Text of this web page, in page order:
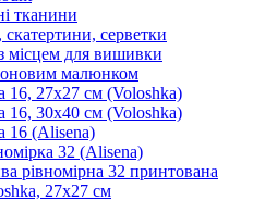
тканини
серветки
місцем для вишивки
малюнком
16, 27х27 см (Voloshka)
16, 30х40 см (Voloshka)
16 (Alisena)
32 (Alisena)
рівномірна 32 принтована
27х27 см